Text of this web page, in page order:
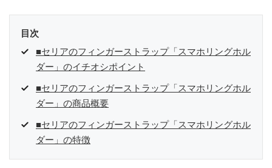
目次
■セリアのフィンガーストラップ「スマホリングホル
ダー」のイチオシポイント
■セリアのフィンガーストラップ「スマホリングホル
ダー」の商品概要
■セリアのフィンガーストラップ「スマホリングホル
ダー」の特徴